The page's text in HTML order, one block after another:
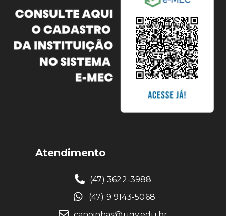
Atendimento
(47) 3622-3988
(47) 9 9143-5068